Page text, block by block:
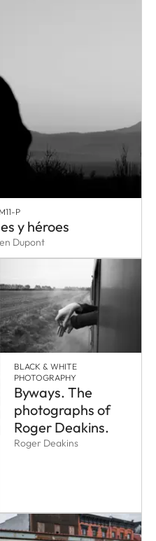
P
y héroes
Dupont
BLACK & WHITE
PHOTOGRAPHY
Byways. The
photographs of
Roger Deakins.
Roger Deakins